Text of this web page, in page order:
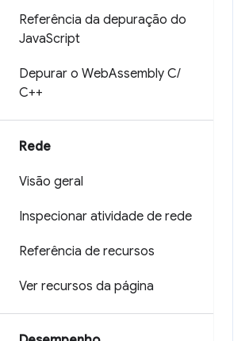
Referência da depuração do
JavaScript
Depurar o WebAssembly C/
C++
Rede
Visão geral
Inspecionar atividade de rede
Referência de recursos
Ver recursos da página